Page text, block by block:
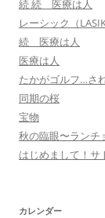
続 続 医療は人
レーシック（
続 医療は人
医療は人
たかがゴルフ…さ
同期の桜
宝物
秋の臨眼〜ランチ
はじめまして！サ
カレンダー